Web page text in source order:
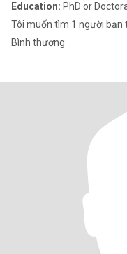
Education: PhD or
Tôi muốn tìm 1 người bạn
Bình thương